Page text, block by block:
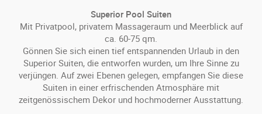
Superior Pool Suiten
Mit Privatpool, privatem Massageraum und Meerblick auf
ca. 60-75 qm.
Gönnen Sie sich einen tief entspannenden Urlaub in den
Superior Suiten, die entworfen wurden, um Ihre Sinne zu
verjüngen. Auf zwei Ebenen gelegen, empfangen Sie diese
Suiten in einer erfrischenden Atmosphäre mit
zeitgenössischem Dekor und hochmoderner Ausstattung.